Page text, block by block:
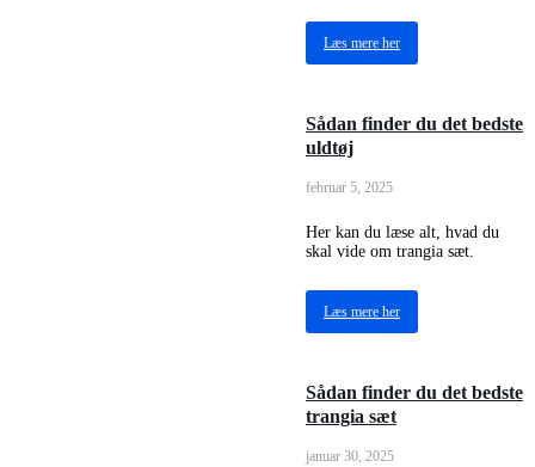
Læs mere her
Sådan finder du det bedste
uldtøj
februar 5, 2025
Her kan du læse alt, hvad du
skal vide om trangia sæt.
Læs mere her
Sådan finder du det bedste
trangia sæt
januar 30, 2025